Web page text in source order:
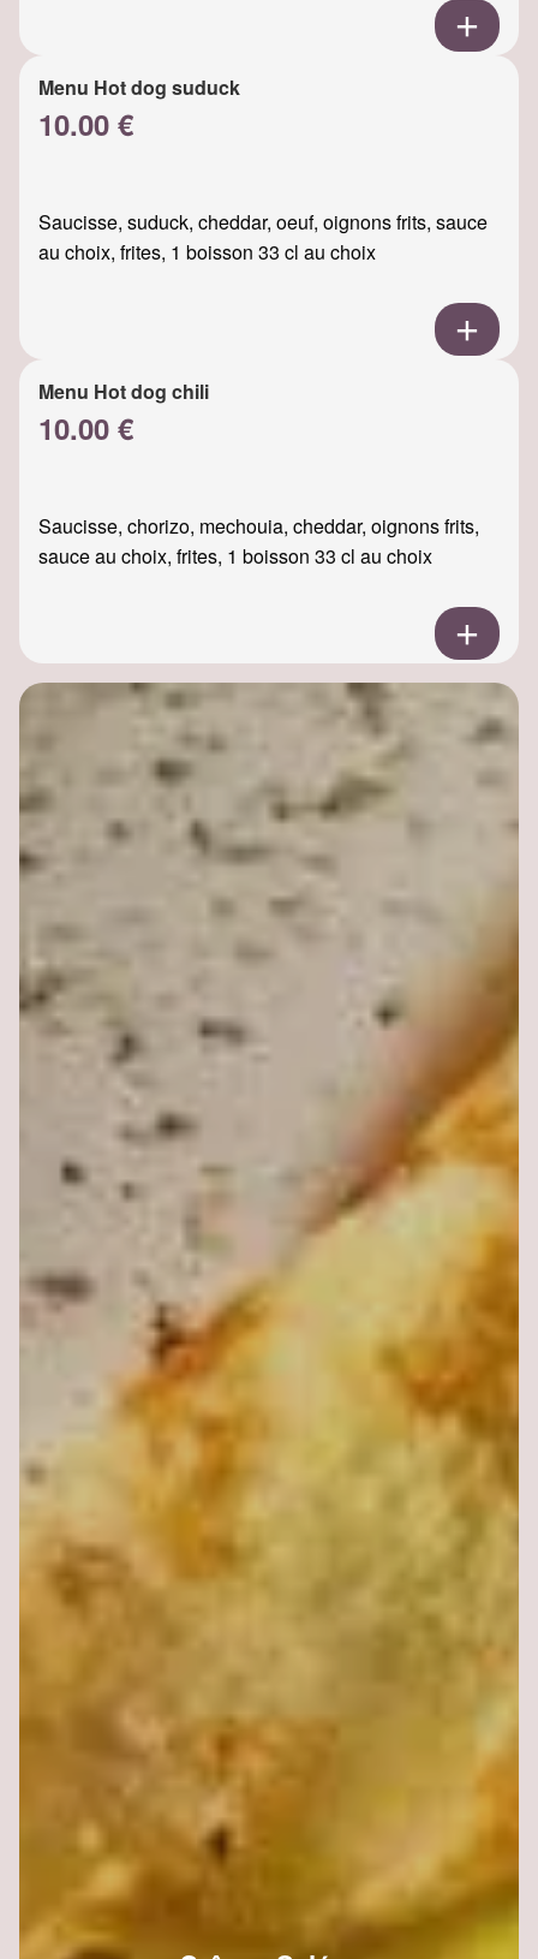
Menu Hot dog suduck
10.00 €
Saucisse, suduck, cheddar, oeuf, oignons frits, sauce
au choix, frites, 1 boisson 33 cl au choix
Menu Hot dog chili
10.00 €
Saucisse, chorizo, mechouia, cheddar, oignons frits,
sauce au choix, frites, 1 boisson 33 cl au choix